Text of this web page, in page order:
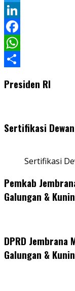
Twitter
LinkedIn
Facebook
WhatsApp
Presiden RI
Sertifikasi
Sertifikasi
Pemkab
Galungan &
DPRD Jembrana
Galungan &